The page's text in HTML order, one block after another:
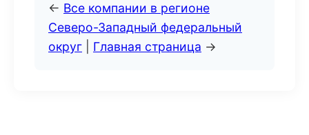
← Все компании в регионе
Северо-Западный федеральный
округ
Главная страница →